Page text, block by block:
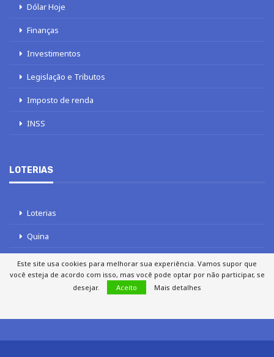
Dólar Hoje
Finanças
Investimentos
Legislação e Tributos
Imposto de renda
INSS
LOTERIAS
Loterias
Quina
Lotofácil
Este site usa cookies para melhorar sua experiência. Vamos supor que
você esteja de acordo com isso, mas você pode optar por não participar, se
desejar.
Aceito Mais detalhes